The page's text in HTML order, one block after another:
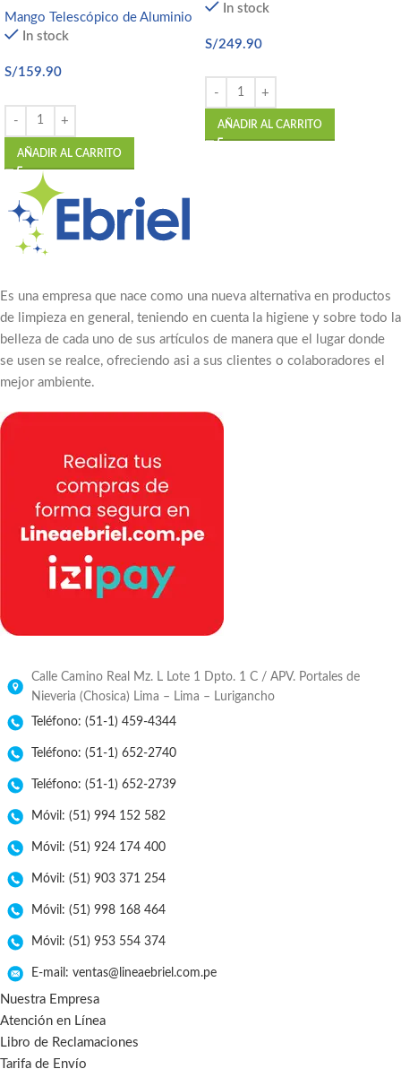
Mango Telescópico de Aluminio
In stock
S/159.90
AÑADIR AL CARRITO
In stock
S/249.90
AÑADIR AL CARRITO
Es una empresa que nace como una nueva alternativa en productos
de limpieza en general, teniendo en cuenta la higiene y sobre todo la
belleza de cada uno de sus artículos de manera que el lugar donde
se usen se realce, ofreciendo asi a sus clientes o colaboradores el
mejor ambiente.
Calle Camino Real Mz. L Lote 1 Dpto. 1 C / APV. Portales de
Nieveria (Chosica) Lima – Lima – Lurigancho
Teléfono: (51-1) 459-4344
Teléfono: (51-1) 652-2740
Teléfono: (51-1) 652-2739
Móvil: (51) 994 152 582
Móvil: (51) 924 174 400
Móvil: (51) 903 371 254
Móvil: (51) 998 168 464
Móvil: (51) 953 554 374
E-mail: ventas@lineaebriel.com.pe
Nuestra Empresa
Atención en Línea
Libro de Reclamaciones
Tarifa de Envío